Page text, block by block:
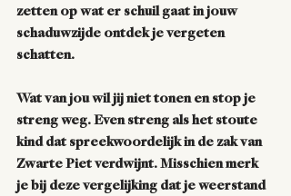
zetten op wat er schuil gaat in jouw
schaduwzijde ontdek je vergeten
schatten.
Wat van jou wil jij niet tonen en stop je
streng weg. Even streng als het stoute
kind dat spreekwoordelijk in de zak van
Zwarte Piet verdwijnt. Misschien merk
je bij deze vergelijking dat je weerstand